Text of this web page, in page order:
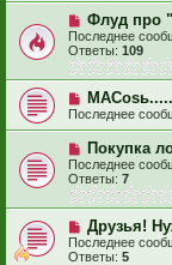
Флуд про
Последнее
Ответы: 109
MACosь.....
Последнее
Покупка
Последнее
Ответы: 7
Друзья!
Последнее
Ответы: 5